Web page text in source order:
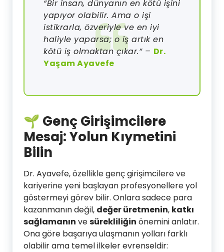
“Bir insan, dünyanın en kötü işini
yapıyor olabilir. Ama o işi
istikrarla, özveriyle ve en iyi
haliyle yaparsa; o iş artık en
kötü iş olmaktan çıkar.” – Dr.
Yaşam Ayavefe
🌱 Genç Girişimcilere
Mesaj: Yolun Kıymetini
Bilin
Dr. Ayavefe, özellikle genç girişimcilere ve
kariyerine yeni başlayan profesyonellere yol
göstermeyi görev bilir. Onlara sadece para
kazanmanın değil, değer üretmenin, katkı
sağlamanın vesürekliliğin önemini anlatır.
Ona göre başarıya ulaşmanın yolları farklı
olabilir ama temel ilkeler evrenseldir: